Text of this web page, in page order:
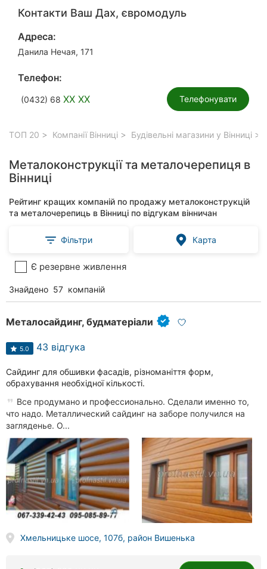
Контакти Ваш Дах, євромодуль
Адреса:
Данила Нечая, 171
Телефон:
(0432) 68 XX XX Телефонувати
ТОП 20 Компанії Вінниці Будівельні магазини у Вінниці
Металоконструкції та металочерепиця в
Вінниці
Рейтинг кращих компаній по продажу металоконструкцій
та металочерепиць в Вінниці по відгукам вінничан
Фільтри Карта
Є резервне живлення
Знайдено 57 компаній
Металосайдинг, будматеріали
5.0 43 відгука
Сайдинг для обшивки фасадів, різноманіття форм,
обрахування необхідної кількості.
Все продумано и профессионально. Сделали именно то,
что надо. Металлический сайдинг на заборе получился на
загляденье. О...
Хмельницьке шосе, 107б, район Вишенька